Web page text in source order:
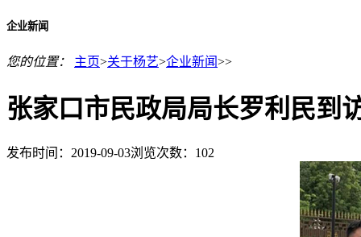
企业新闻
您的位置： 主页>关于杨艺>企业新闻>>
张家口市民政局局长罗利民到
发布时间：2019-09-03浏览次数： 102